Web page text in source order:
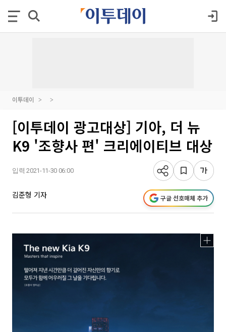
이투데이
[이투데이 광고대상] 기아, 더 뉴
K9 '조향사 편' 크리에이티브 대상
입력 2021-11-30 06:00
김준형 기자 구글 선호매체 추가